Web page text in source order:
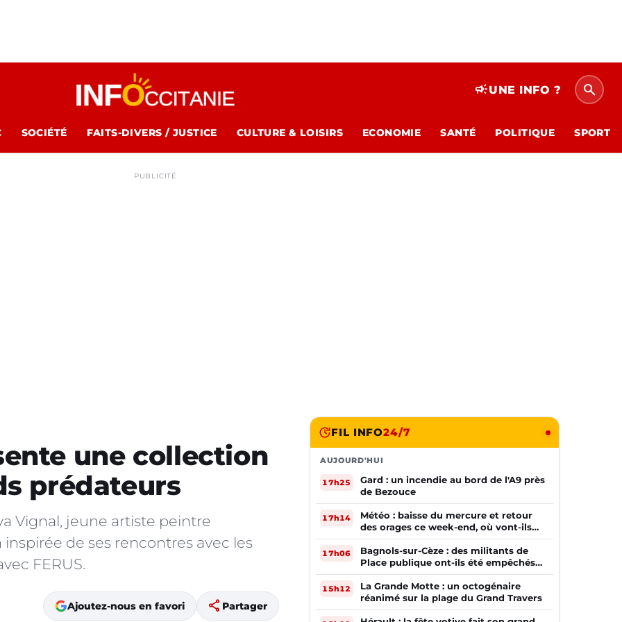
campaignUNE INFO ? search
SOCIÉTÉ FAITS-DIVERS / JUSTICE CULTURE & LOISIRS ECONOMIE SANTÉ POLITIQUE SPORT
PUBLICITÉ
une collection
prédateurs
Vignal, jeune artiste peintre
de ses rencontres avec les
FERUS.
Ajoutez-nous en favori share Partager
FIL INFO24/7
AUJOURD'HUI
17h25
Gard : un incendie au bord de l'A9 près
de Bezouce
17h14
Météo : baisse du mercure et retour
des orages ce week-end, où vont-ils
frapper ?
17h06
Bagnols-sur-Cèze : des militants de
Place publique ont-ils été empêchés
de tracter par la mairie ?
15h12
La Grande Motte : un octogénaire
réanimé sur la plage du Grand Travers